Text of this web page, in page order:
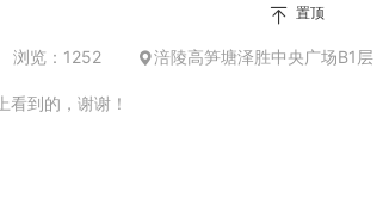
置顶
浏览：1252 涪陵高笋塘泽胜中央广场B1层
上看到的，谢谢！